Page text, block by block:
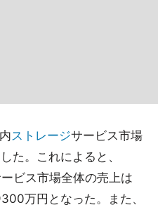
ストレージサービス市場
た。これによると、
ビス市場全体の売上は
万円となった。また、